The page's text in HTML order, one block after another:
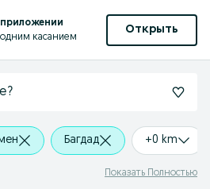
одним касанием
Открыть
Багдад +0 km
Показать Полностью